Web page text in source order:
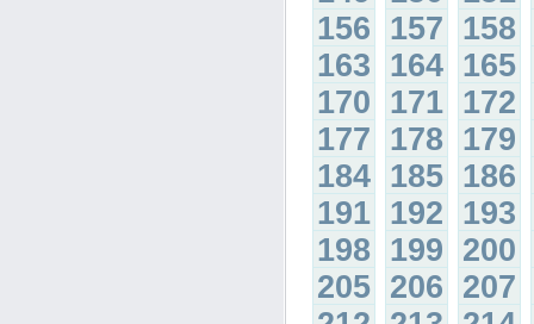
156 157 158
163 164 165
170 171 172
177 178 179
184 185 186
191 192 193
198 199 200
205 206 207